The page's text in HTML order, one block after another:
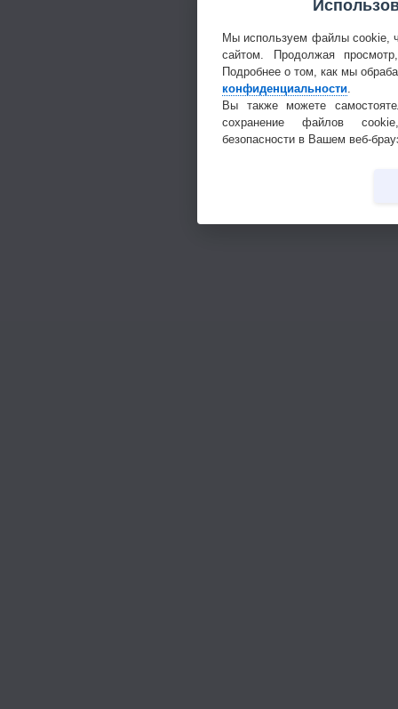
Мы используем файлы cookie,
сайтом. Продолжая
Подробнее о том, как мы
конфиденциальности
Вы также можете
сохранение файлов
безопасности в Вашем веб-